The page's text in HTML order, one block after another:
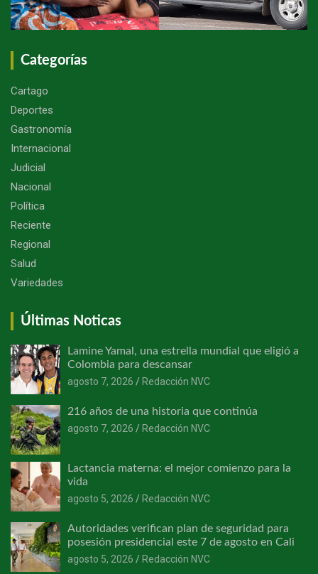
Categorías
Cartago
Deportes
Gastronomía
Internacional
Judicial
Nacional
Política
Reciente
Regional
Salud
Variedades
Últimas Noticas
Lamine Yamal, una estrella mundial que eligió a
Colombia para descansar
agosto 7, 2026
Redacción NVC
216 años de una historia que continúa
agosto 7, 2026
Redacción NVC
Lactancia materna: el mejor comienzo para la
vida
agosto 5, 2026
Redacción NVC
Autoridades verifican plan de seguridad para
posesión presidencial este 7 de agosto en Cali
agosto 5, 2026
Redacción NVC